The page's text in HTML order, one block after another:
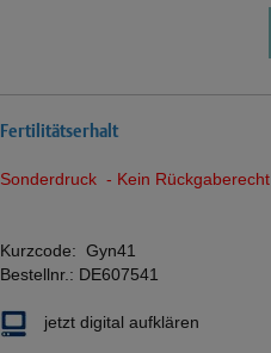
Fertilitätserhalt
Sonderdruck - Kein Rückgaberecht
Kurzcode: Gyn41
Bestellnr.: DE607541
jetzt digital aufklären